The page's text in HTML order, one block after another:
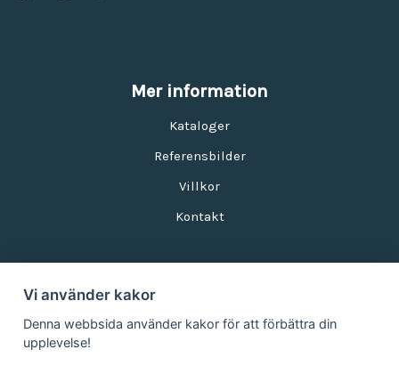
Mer information
Kataloger
Referensbilder
Villkor
Kontakt
Vi använder kakor
Denna webbsida använder kakor för att förbättra din
upplevelse!